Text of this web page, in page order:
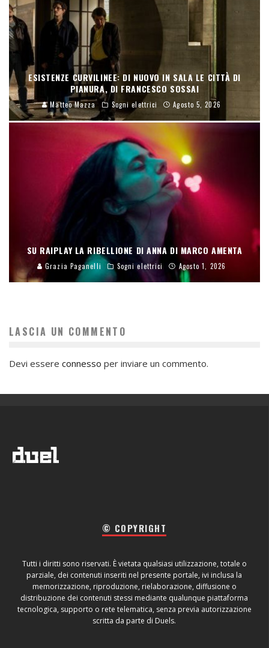
ESISTENZE CURVILINEE: DI NUOVO IN SALA LE CITTÀ DI
PIANURA, DI FRANCESCO SOSSAI
Matteo Mazza Sogni elettrici Agosto 5, 2026
SU RAIPLAY LA RIBELLIONE DI ANNA DI MARCO AMENTA
Grazia Paganelli Sogni elettrici Agosto 1, 2026
LASCIA UN COMMENTO
Devi essere connesso per inviare un commento.
© COPYRIGHT
Tutti i diritti sono riservati. È vietata qualsiasi utilizzazione, totale o
parziale, dei contenuti inseriti nel presente portale, ivi inclusa la
memorizzazione, riproduzione, rielaborazione, diffusione o
distribuzione dei contenuti stessi mediante qualunque piattaforma
tecnologica, supporto o rete telematica, senza previa autorizzazione
scritta da parte di Duels.